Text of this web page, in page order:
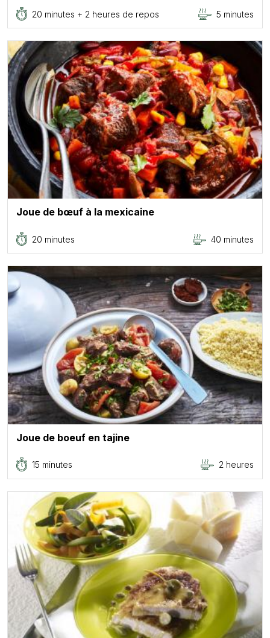
20 minutes + 2 heures de repos 5 minutes
Joue de bœuf à la mexicaine
20 minutes 40 minutes
Joue de boeuf en tajine
15 minutes 2 heures